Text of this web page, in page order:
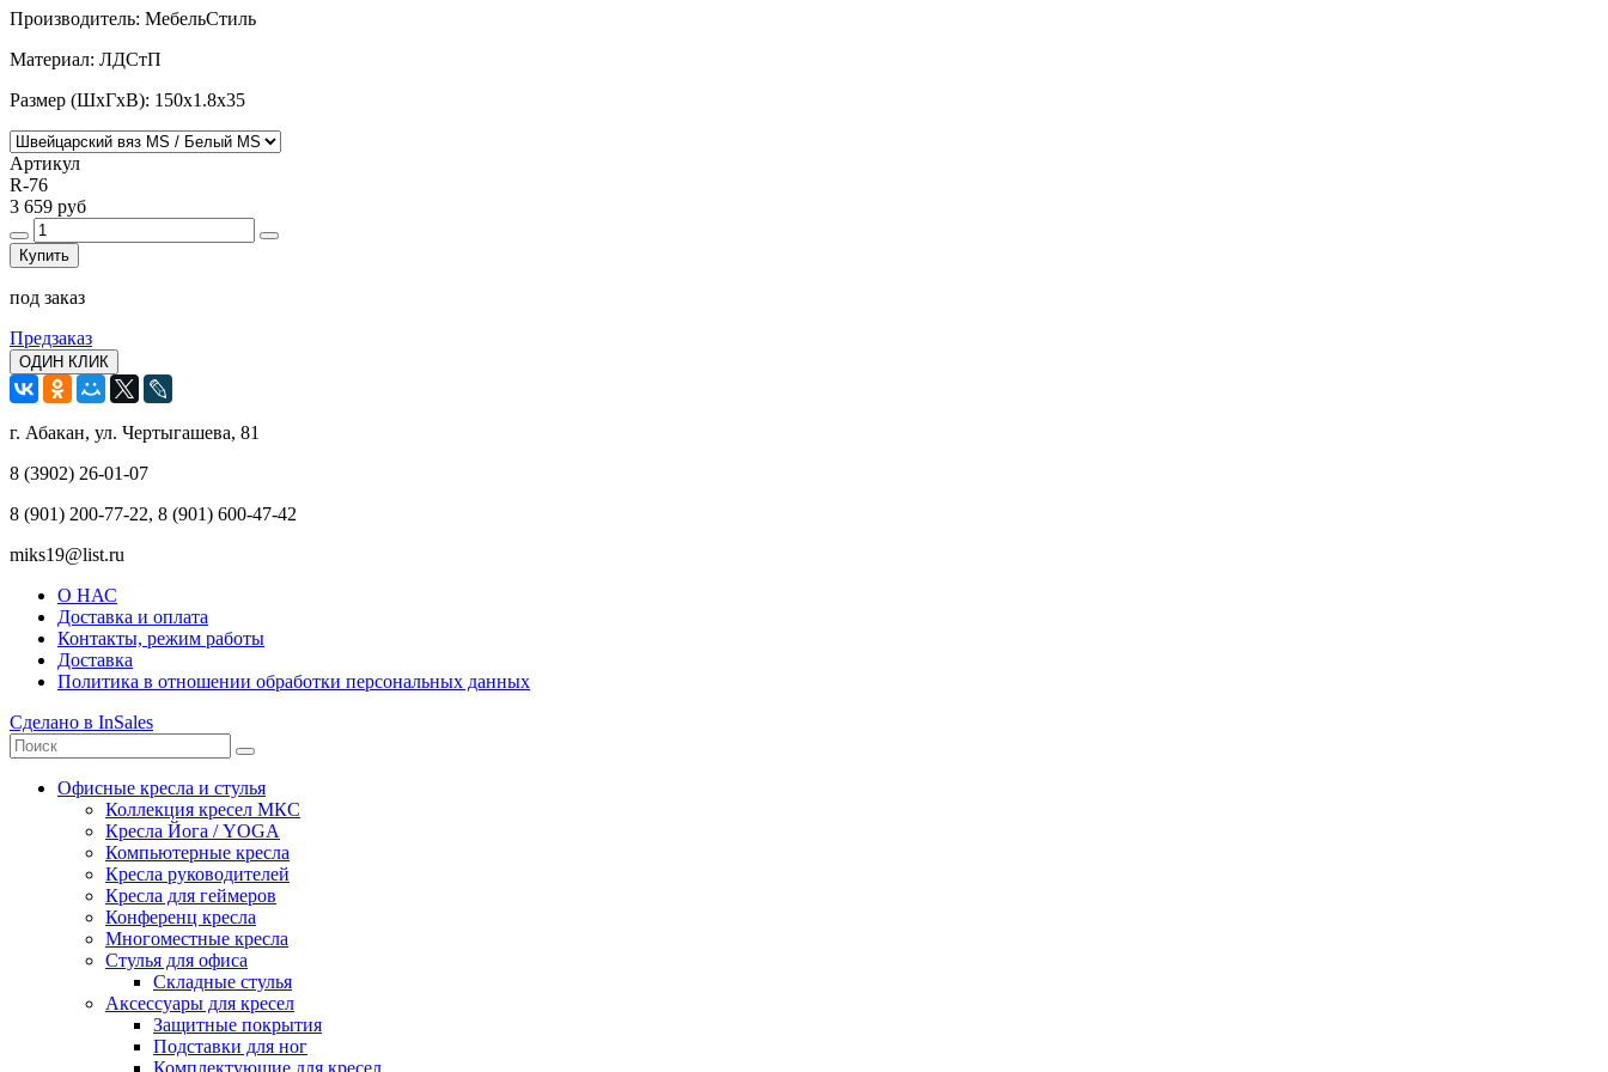
Производитель: МебельСтиль
Материал: ЛДСтП
Размер (ШхГхВ): 150х1.8х35
Артикул
R-76
3 659 руб
Купить
под заказ
Предзаказ
ОДИН КЛИК
г. Абакан, ул. Чертыгашева, 81
8 (3902) 26-01-07
8 (901) 200-77-22, 8 (901) 600-47-42
miks19@list.ru
О НАС
Доставка и оплата
Контакты, режим работы
Доставка
Политика в отношении обработки персональных данных
Сделано в InSales
Офисные кресла и стулья
Коллекция кресел МКС
Кресла Йога / YOGA
Компьютерные кресла
Кресла руководителей
Кресла для геймеров
Конференц кресла
Многоместные кресла
Стулья для офиса
Складные стулья
Аксессуары для кресел
Защитные покрытия
Подставки для ног
Комплектующие для кресел